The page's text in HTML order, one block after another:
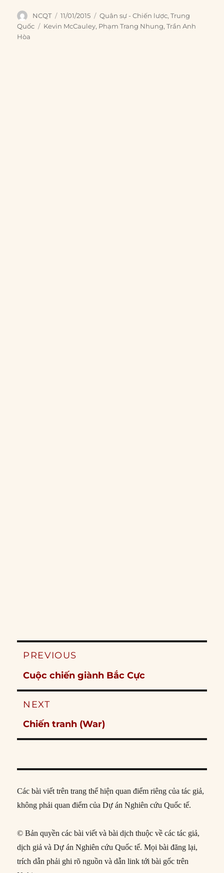
Author
NCQT
Posted
on
11/01/2015 Categories
Quân sự - Chiến lược,Trung
Quốc
Tags
Kevin McCauley, Phạm Trang Nhung,Trần Anh
Hòa
Post
PREVIOUS
Previous
post:
Cuộc chiến giành Bắc Cực
NEXT
Next
post:
Chiến tranh (War)
Các bài viết trên trang thể hiện quan điểm riêng của tác giả,
không phải quan điểm của Dự án Nghiên cứu Quốc tế.
© Bản quyền các bài viết và bài dịch thuộc về các tác giả,
dịch giả và Dự án Nghiên cứu Quốc tế. Mọi bài đăng lại,
trích dẫn phải ghi rõ nguồn và dẫn link tới bài gốc trên